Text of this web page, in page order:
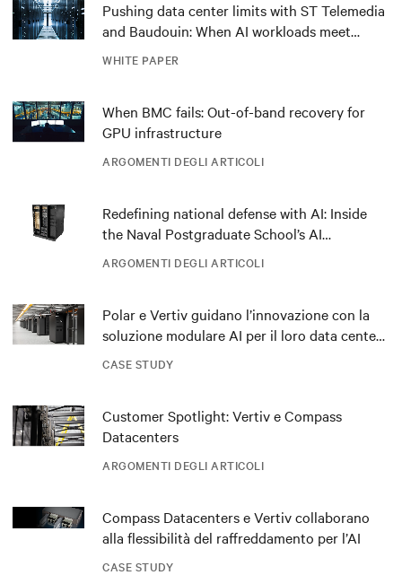
WHITE PAPER
Pushing data center limits with ST Telemedia
and Baudouin: When AI workloads meet
ARGOMENTI DEGLI ARTICOLI
When BMC fails: Out-of-band recovery for
GPU infrastructure
ARGOMENTI DEGLI ARTICOLI
Redefining national defense with AI: Inside
the Naval Postgraduate School’s AI
CASE STUDY
Polar e Vertiv guidano l’innovazione con la
soluzione modulare AI per il loro data center
ARGOMENTI DEGLI ARTICOLI
Customer Spotlight: Vertiv e Compass
Datacenters
CASE STUDY
Compass Datacenters e Vertiv collaborano
alla flessibilità del raffreddamento per l’AI